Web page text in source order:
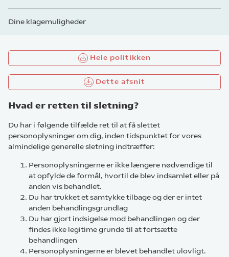
Dine klagemuligheder
Hele politikken
Dette afsnit
Hvad er retten til sletning?
Du har i følgende tilfælde ret til at få slettet
personoplysninger om dig, inden tidspunktet for vores
almindelige generelle sletning indtræffer:
Personoplysningerne er ikke længere nødvendige til
at opfylde de formål, hvortil de blev indsamlet eller på
anden vis behandlet.
Du har trukket et samtykke tilbage og der er intet
anden behandlingsgrundlag
Du har gjort indsigelse mod behandlingen og der
findes ikke legitime grunde til at fortsætte
behandlingen
Personoplysningerne er blevet behandlet ulovligt.